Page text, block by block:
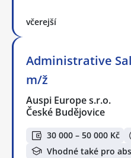
včerejší
Administrative
m/ž
Auspi Europe s.r.o.
České Budějovice
30 000 – 50 000 Kč
Vhodné také pro